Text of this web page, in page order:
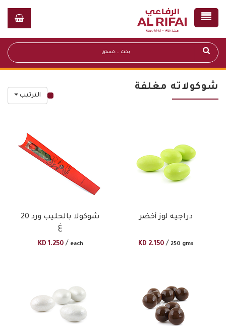
شوكولاته مغلفة
الترتيب
شوكولا بالحليب ورد 20
غ
KD 1.250 / each
دراجيه لوز أخضر
KD 2.150 / 250 gms